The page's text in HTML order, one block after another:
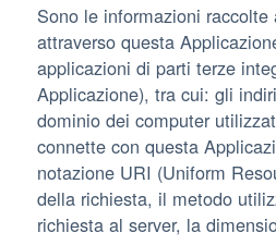
Sono le informazioni
attraverso questa
applicazioni di parti terze
Applicazione), tra cui: gli
dominio dei computer
connette con questa
notazione URI (Uniform
della richiesta, il metodo
richiesta al server, la